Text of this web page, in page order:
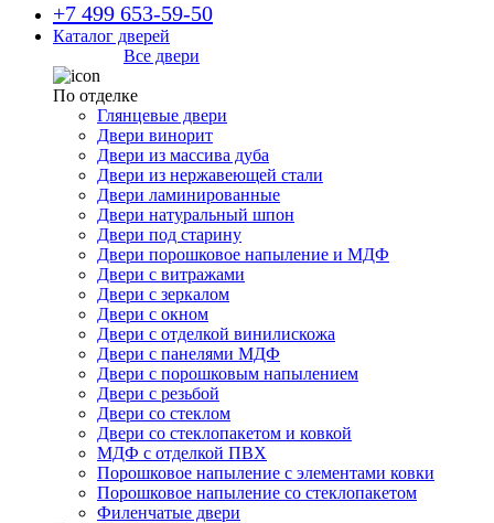
+7 499 653-59-50
Каталог дверей
Все двери
По отделке
Глянцевые двери
Двери винорит
Двери из массива дуба
Двери из нержавеющей стали
Двери ламинированные
Двери натуральный шпон
Двери под старину
Двери порошковое напыление и МДФ
Двери с витражами
Двери с зеркалом
Двери с окном
Двери с отделкой винилискожа
Двери с панелями МДФ
Двери с порошковым напылением
Двери с резьбой
Двери со стеклом
Двери со стеклопакетом и ковкой
МДФ с отделкой ПВХ
Порошковое напыление с элементами ковки
Порошковое напыление со стеклопакетом
Филенчатые двери